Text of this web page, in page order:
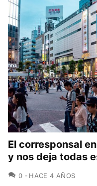
El corresponsal
y nos deja todas
0 COMENTARIOS
HACE 4 AÑOS